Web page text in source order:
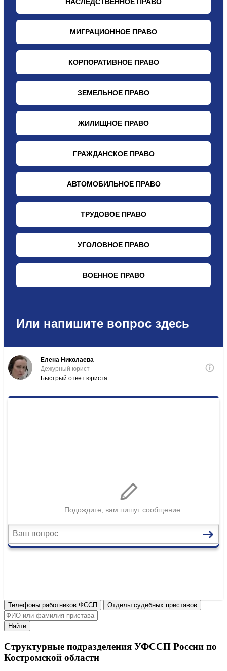
Телефоны работников ФССП Отделы судебных приставов
Найти
Структурные подразделения УФССП России по
Костромской области